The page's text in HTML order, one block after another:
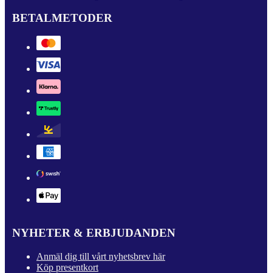
BETALMETODER
NYHETER & ERBJUDANDEN
Anmäl dig till vårt nyhetsbrev här
Köp presentkort